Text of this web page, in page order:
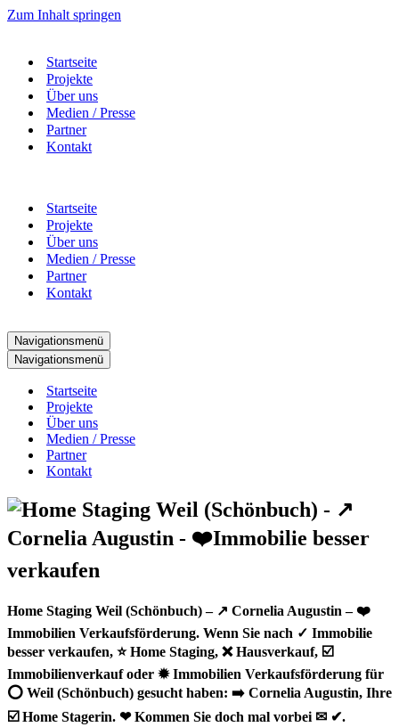
Zum Inhalt springen
Startseite
Projekte
Über uns
Medien / Presse
Partner
Kontakt
Startseite
Projekte
Über uns
Medien / Presse
Partner
Kontakt
Navigationsmenü
Navigationsmenü
Startseite
Projekte
Über uns
Medien / Presse
Partner
Kontakt
Home Staging Weil (Schönbuch) – ↗️ Cornelia Augustin – ❤️
Immobilien Verkaufsförderung. Wenn Sie nach ✓ Immobilie
besser verkaufen, ⭐ Home Staging, ❌ Hausverkauf, ☑️
Immobilienverkauf oder ✹ Immobilien Verkaufsförderung für
⭕ Weil (Schönbuch) gesucht haben: ➡️ Cornelia Augustin, Ihre
☑️ Home Stagerin. ❤ Kommen Sie doch mal vorbei ✉ ✔.